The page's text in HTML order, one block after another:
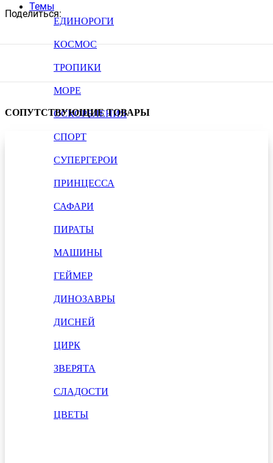
Темы
ЕДИНОРОГИ
КОСМОС
ТРОПИКИ
МОРЕ
ОСКОРБЛЕНИЯ
СПОРТ
СУПЕРГЕРОИ
ПРИНЦЕССА
САФАРИ
ПИРАТЫ
МАШИНЫ
ГЕЙМЕР
ДИНОЗАВРЫ
ДИСНЕЙ
ЦИРК
ЗВЕРЯТА
СЛАДОСТИ
ЦВЕТЫ
Поделиться:
СОПУТСТВУЮЩИЕ ТОВАРЫ